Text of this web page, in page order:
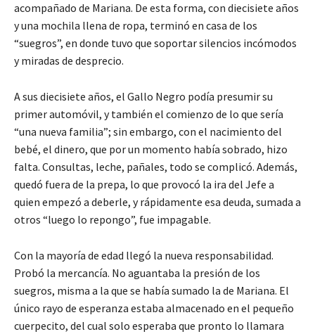
acompañado de Mariana. De esta forma, con diecisiete años
y una mochila llena de ropa, terminó en casa de los
“suegros”, en donde tuvo que soportar silencios incómodos
y miradas de desprecio.
A sus diecisiete años, el Gallo Negro podía presumir su
primer automóvil, y también el comienzo de lo que sería
“una nueva familia”; sin embargo, con el nacimiento del
bebé, el dinero, que por un momento había sobrado, hizo
falta. Consultas, leche, pañales, todo se complicó. Además,
quedó fuera de la prepa, lo que provocó la ira del Jefe a
quien empezó a deberle, y rápidamente esa deuda, sumada a
otros “luego lo repongo”, fue impagable.
Con la mayoría de edad llegó la nueva responsabilidad.
Probó la mercancía. No aguantaba la presión de los
suegros, misma a la que se había sumado la de Mariana. El
único rayo de esperanza estaba almacenado en el pequeño
cuerpecito, del cual solo esperaba que pronto lo llamara